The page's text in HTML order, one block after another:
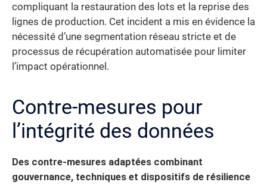
compliquant la restauration des lots et la reprise des
lignes de production. Cet incident a mis en évidence la
nécessité d’une segmentation réseau stricte et de
processus de récupération automatisée pour limiter
l’impact opérationnel.
Contre-mesures pour
l’intégrité des données
Des contre-mesures adaptées combinant
gouvernance, techniques et dispositifs de résilience